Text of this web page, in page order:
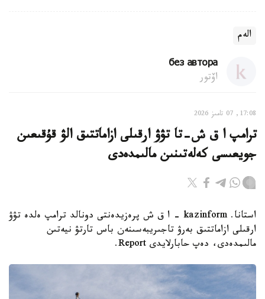
الەم
без автора
اۆتور
17:08, 07 تامىز 2026
ترامپ ا ق ش-تا تۋۋ ارقىلى ازاماتتىق الۋ قۇقىعىن
جويعىسى كەلەتىنىن مالىمدەدى
استانا. kazinform - ا ق ش پرەزيدەنتى دونالد ترامپ ەلدە تۋۋ
ارقىلى ازاماتتىق بەرۋ تاجىريبەسىنەن باس تارتۋ نيەتىن
مالىمدەدى، دەپ حابارلايدى Report.